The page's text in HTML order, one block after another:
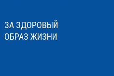
ЗА ЗДОРОВЫЙ
ОБРАЗ ЖИЗНИ